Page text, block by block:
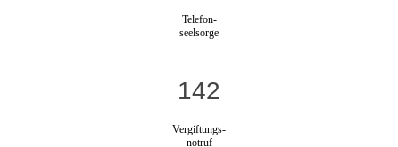
Telefon-
seelsorge
142
Vergiftungs-
notruf